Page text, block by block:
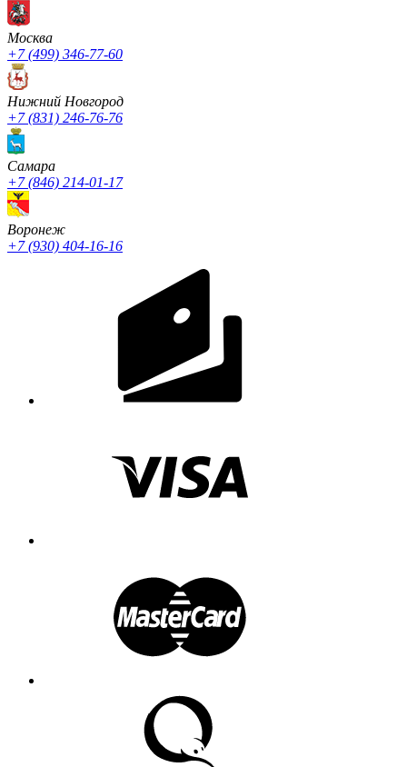
Москва
+7 (499) 346-77-60
Нижний Новгород
+7 (831) 246-76-76
Cамара
+7 (846) 214-01-17
Воронеж
+7 (930) 404-16-16